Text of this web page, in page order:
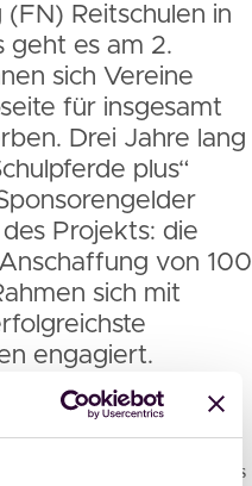
(FN) Reitschulen in
geht es am 2.
sich Vereine
für insgesamt
Drei Jahre lang
plus“
Projekts: die
von 100
sich mit
engagiert.
und damit eine Brücke zu
ist uns eine wahre
die Reit-WM etwas Positives